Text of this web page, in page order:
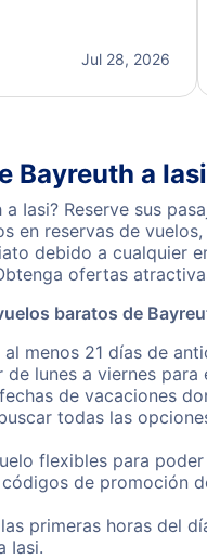
of the next steps.
Jul 28, 2026
Bayreuth a Iasi
a Iasi? Reserve sus
en reservas de
debido a cualquier
ofertas
baratos de
al menos 21 días de
de lunes a viernes
de vacaciones
todas las
flexibles para
de promoción
primeras horas del
Iasi.